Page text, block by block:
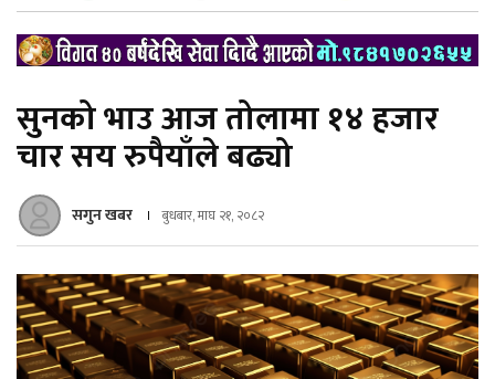
सुनको भाउ आज तोलामा १४ हजार
चार सय रुपैयाँले बढ्यो
सगुन खबर बुधबार, माघ २१, २०८२